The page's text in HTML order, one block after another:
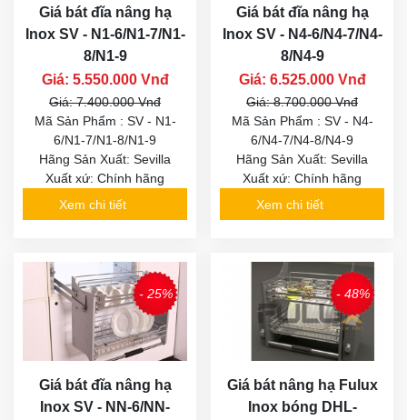
Giá bát đĩa nâng hạ
Inox SV - N1-6/N1-7/N1-
8/N1-9
Giá: 5.550.000 Vnđ
Giá: 7.400.000 Vnđ
Mã Sản Phẩm : SV - N1-
6/N1-7/N1-8/N1-9
Hãng Sản Xuất: Sevilla
Xuất xứ: Chính hãng
Xem chi tiết
Giá bát đĩa nâng hạ
Inox SV - N4-6/N4-7/N4-
8/N4-9
Giá: 6.525.000 Vnđ
Giá: 8.700.000 Vnđ
Mã Sản Phẩm : SV - N4-
6/N4-7/N4-8/N4-9
Hãng Sản Xuất: Sevilla
Xuất xứ: Chính hãng
Xem chi tiết
- 25%
Giá bát đĩa nâng hạ
Inox SV - NN-6/NN-
- 48%
Giá bát nâng hạ Fulux
Inox bóng DHL-